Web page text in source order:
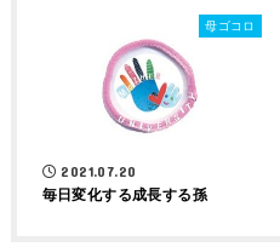
母ゴコロ
2021.07.20
毎日変化する成長する孫